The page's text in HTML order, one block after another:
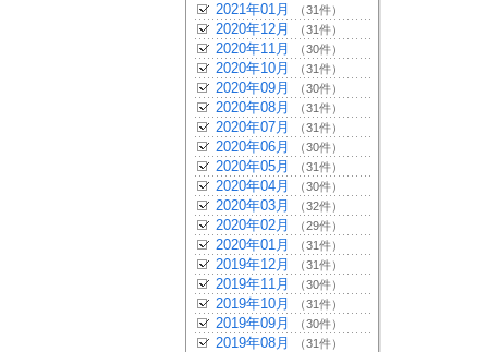
2021年01月 （31件）
2020年12月 （31件）
2020年11月 （30件）
2020年10月 （31件）
2020年09月 （30件）
2020年08月 （31件）
2020年07月 （31件）
2020年06月 （30件）
2020年05月 （31件）
2020年04月 （30件）
2020年03月 （32件）
2020年02月 （29件）
2020年01月 （31件）
2019年12月 （31件）
2019年11月 （30件）
2019年10月 （31件）
2019年09月 （30件）
2019年08月 （31件）